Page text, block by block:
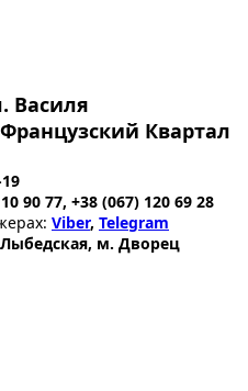
Василя
Квартал
90 77, +38 (067) 120 69 28
Viber, Telegram
м. Дворец